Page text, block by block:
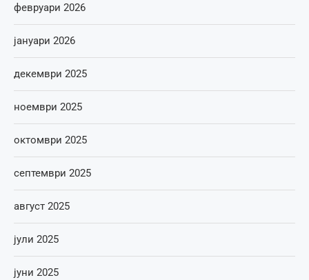
февруари 2026
јануари 2026
декември 2025
ноември 2025
октомври 2025
септември 2025
август 2025
јули 2025
јуни 2025